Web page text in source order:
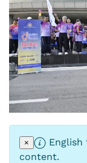
×
content.